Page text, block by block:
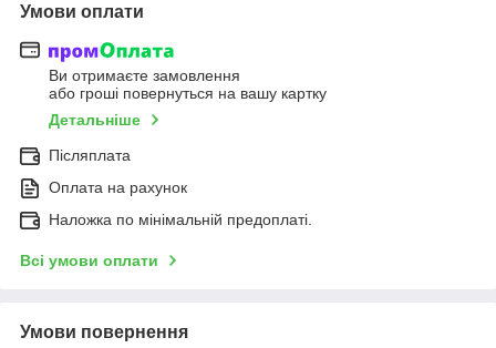
Умови оплати
Ви отримаєте замовлення
або гроші повернуться на вашу картку
Детальніше
Післяплата
Оплата на рахунок
Наложка по мінімальній предоплаті.
Всі умови оплати
Умови повернення